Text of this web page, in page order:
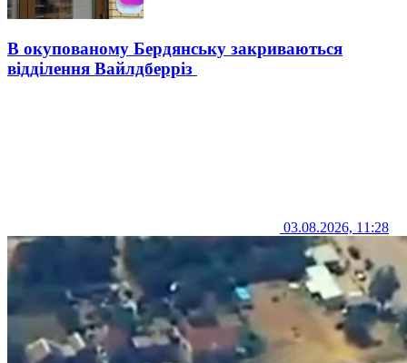
В окупованому Бердянську закриваються
відділення Вайлдберріз
03.08.2026, 11:28